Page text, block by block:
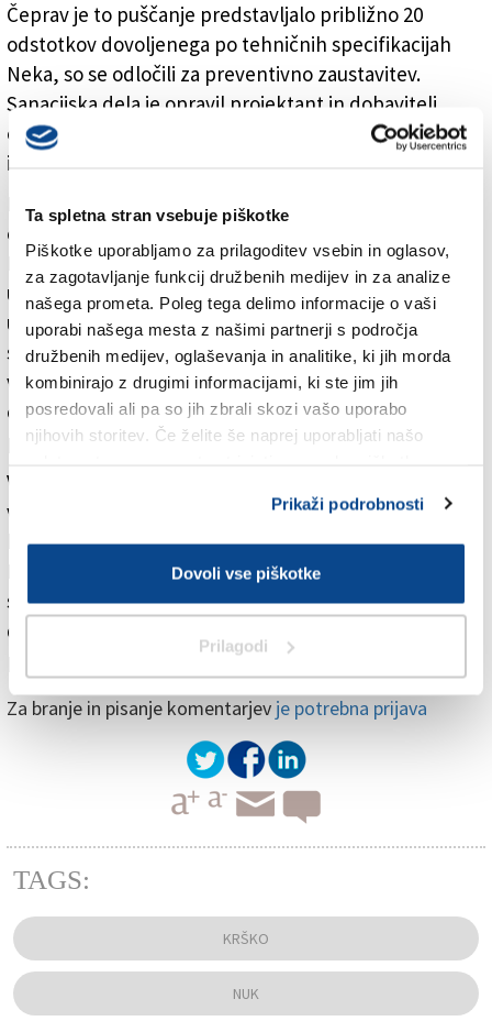
Ta spletna stran vsebuje piškotke
Piškotke uporabljamo za prilagoditev vsebin in oglasov,
za zagotavljanje funkcij družbenih medijev in za analize
našega prometa. Poleg tega delimo informacije o vaši
uporabi našega mesta z našimi partnerji s področja
družbenih medijev, oglaševanja in analitike, ki jih morda
kombinirajo z drugimi informacijami, ki ste jim jih
posredovali ali pa so jih zbrali skozi vašo uporabo
njihovih storitev. Če želite še naprej uporabljati našo
Prikaži podrobnosti
Dovoli vse piškotke
Prilagodi
Čeprav je to puščanje predstavljalo približno 20
odstotkov dovoljenega po tehničnih specifikacijah
Neka, so se odločili za preventivno zaustavitev.
Sanacijska dela je opravil projektant in dobavitelj
opreme Westinghouse ob podpori slovenske
industrije.
Po preiskavah so se odločili za zamenjavo segmentov
obeh cevovodov od priključka na reaktorski posodi.
Po pripravah, v katerih so se med drugim varilci
usposabljali v modelu, ki je po velikosti in razporeditvi
ustrezal prostoru, v katerem so nato opravljali dela,
so popravilo nato izvedli. Kot pojasnjujejo v Neku, so
vgradili nove materiale, ki so po specifikacijah enaki
originalnim, vse nove zvare pa so pregledali s
predpisanimi neporušnimi postopki.
V elektrarni zagotavljajo, da med puščanjem jedrska
varnost ni bila ogrožena, saj je bilo puščanje v mejah,
ki omogočajo normalno obratovanje elektrarne.
Izpustov radionuklidov v okolico ni bilo, vsi varnostni
sistemi so bili na razpolago, odziv opreme in osebja na
dogodek je bil v skladu s projektnimi osnovami in
pričakovanji, so navedli.
Za branje in pisanje komentarjev je potrebna prijava
TAGS:
KRŠKO
NUK